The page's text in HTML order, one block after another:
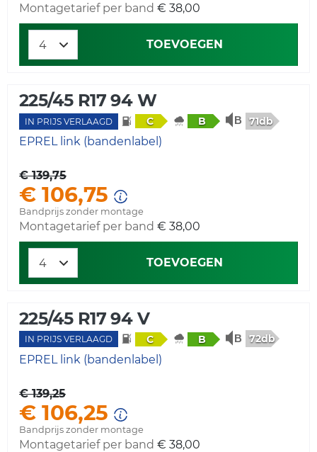
Montagetarief per band € 38,00
TOEVOEGEN
225/45 R17 94 W
IN PRIJS VERLAAGD C B 71db
EPREL link (bandenlabel)
€ 139,75
€ 106,75
Bandprijs zonder montage
Montagetarief per band € 38,00
TOEVOEGEN
225/45 R17 94 V
IN PRIJS VERLAAGD C B 72db
EPREL link (bandenlabel)
€ 139,25
€ 106,25
Bandprijs zonder montage
Montagetarief per band € 38,00